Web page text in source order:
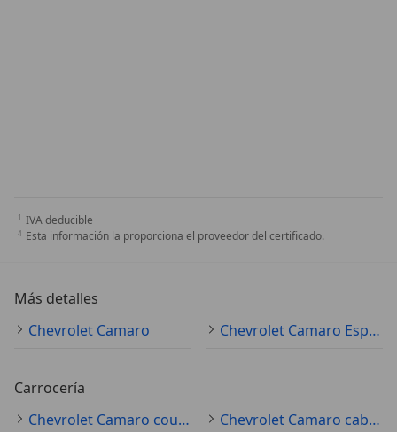
IVA deducible
Esta información la proporciona el proveedor del certificado.
Más detalles
Chevrolet Camaro
Chevrolet Camaro Especificaciones técnicas
Carrocería
Chevrolet Camaro coupé
Chevrolet Camaro cabrio